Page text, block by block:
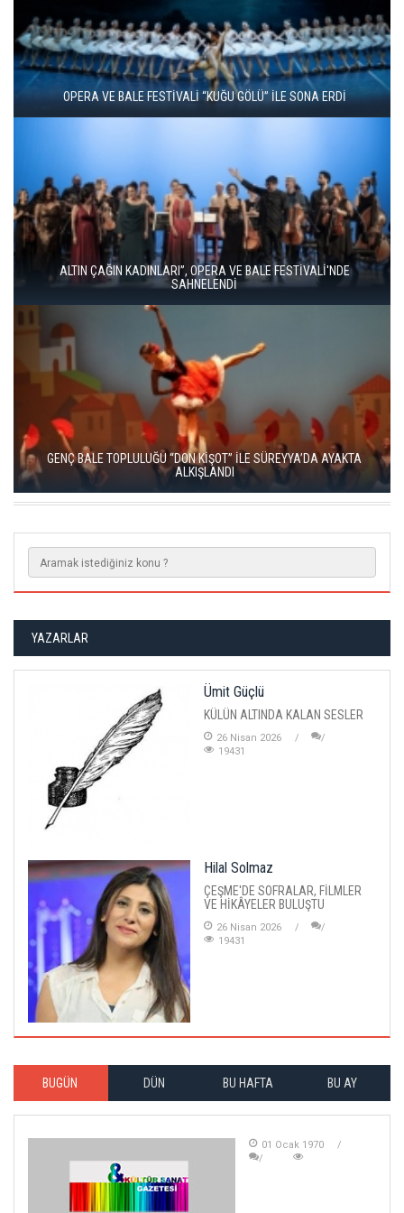
ZARAFETİN AŞKIN VE TUTKUNUN DANSI: KUĞU GÖLÜ YENİDEN
SAHNEDE
16. ULUSLARARASI İSTANBUL OPERA VE BALE FESTİVALİ
“KÜLKEDİSİ” İLE BAŞLADI
LA TRAVİATA, SAHNEDE BÜYÜLEYİCİ BİR GECE YARATTI
YAZARLAR
Ümit Güçlü
KÜLÜN ALTINDA KALAN SESLER
26 Nisan 2026
19431
Hilal Solmaz
ÇEŞME'DE SOFRALAR, FİLMLER
VE HİKÂYELER BULUŞTU
26 Nisan 2026
19431
BUGÜN DÜN BU HAFTA BU AY
01 Ocak 1970